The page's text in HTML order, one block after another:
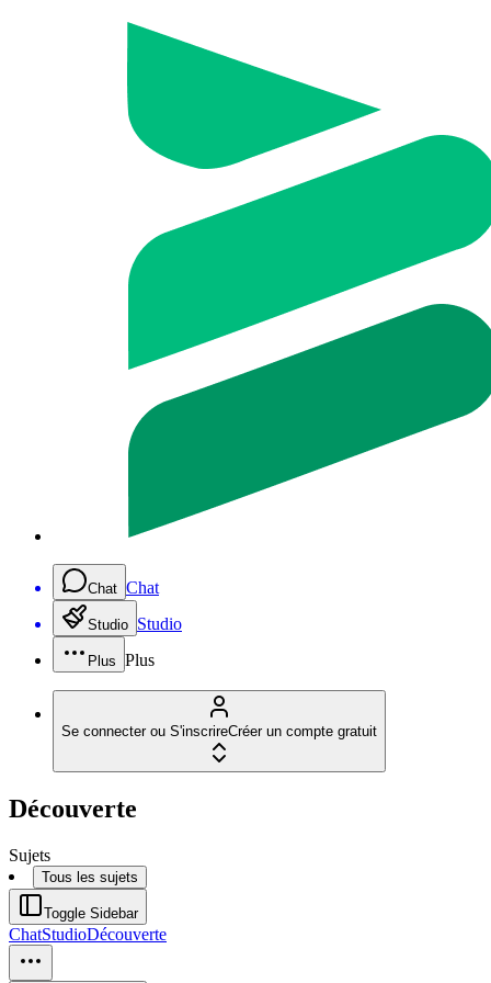
Chat Chat
Studio Studio
Plus Plus
Se connecter ou S'inscrireCréer un compte gratuit
Découverte
Sujets
Tous les sujets
Toggle Sidebar
ChatStudioDécouverte